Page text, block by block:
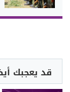
قد يعجبك